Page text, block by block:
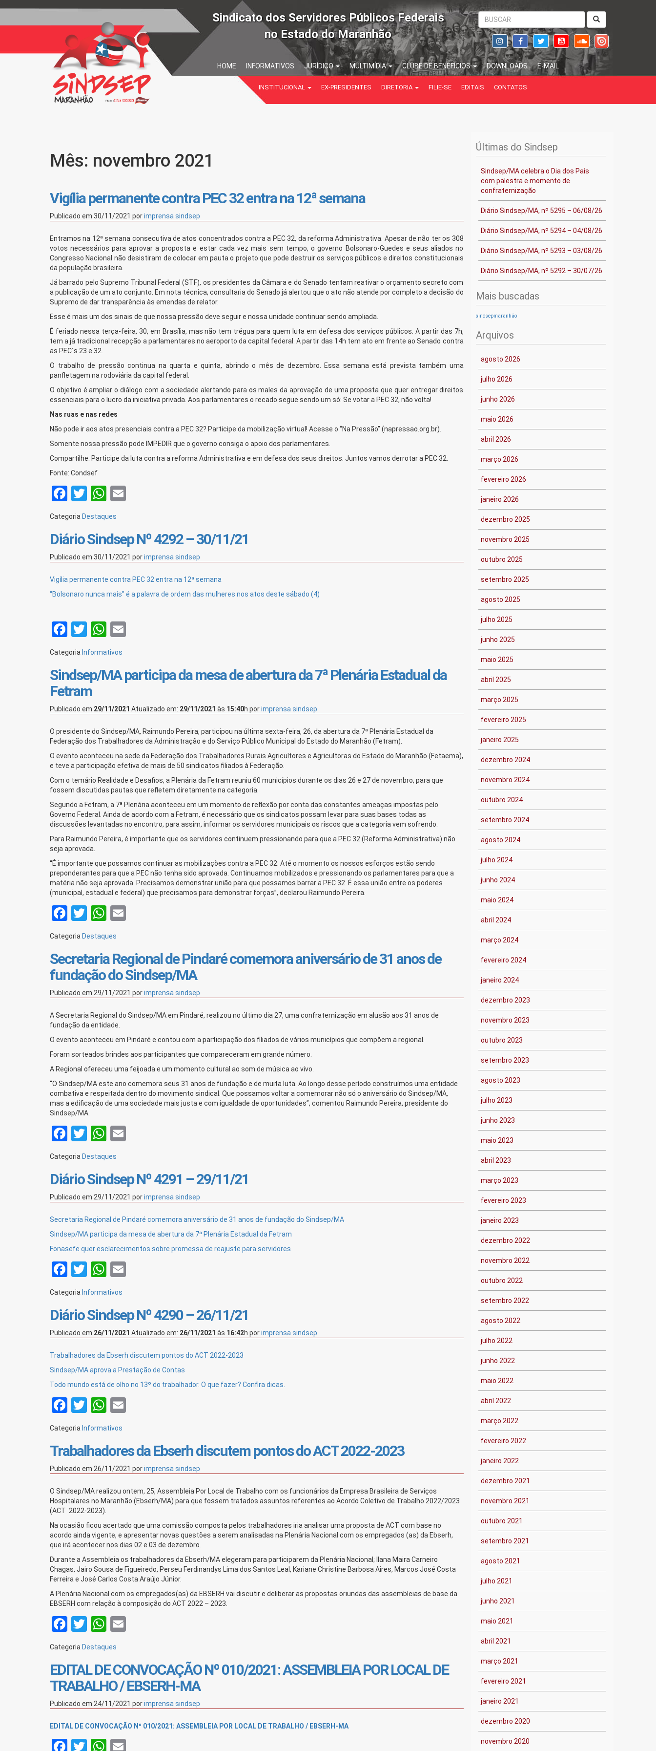
Sindicato dos Servidores Públicos Federais
no Estado do Maranhão
HOME INFORMATIVOS JURÍDICO MULTIMÍDIA CLUBE DE BENEFÍCIOS DOWNLOADS E-MAIL
INSTITUCIONAL EX-PRESIDENTES DIRETORIA FILIE-SE EDITAIS CONTATOS
Mês: novembro 2021
Vigília permanente contra PEC 32 entra na 12ª semana
Publicado em 30/11/2021 porimprensa sindsep
Entramos na 12ª semana consecutiva de atos concentrados contra a PEC 32, da reforma Administrativa. Apesar de não ter os 308
votos necessários para aprovar a proposta e estar cada vez mais sem tempo, o governo Bolsonaro-Guedes e seus aliados no
Congresso Nacional não desistiram de colocar em pauta o projeto que pode destruir os serviços públicos e direitos constitucionais
da população brasileira.
Já barrado pelo Supremo Tribunal Federal (STF), os presidentes da Câmara e do Senado tentam reativar o orçamento secreto com
a publicação de um ato conjunto. Em nota técnica, consultaria do Senado já alertou que o ato não atende por completo a decisão do
Supremo de dar transparência às emendas de relator.
Esse é mais um dos sinais de que nossa pressão deve seguir e nossa unidade continuar sendo ampliada.
É feriado nessa terça-feira, 30, em Brasília, mas não tem trégua para quem luta em defesa dos serviços públicos. A partir das 7h,
tem a já tradicional recepção a parlamentares no aeroporto da capital federal. A partir das 14h tem ato em frente ao Senado contra
as PEC´s 23 e 32.
O trabalho de pressão continua na quarta e quinta, abrindo o mês de dezembro. Essa semana está prevista também uma
panfletagem na rodoviária da capital federal.
O objetivo é ampliar o diálogo com a sociedade alertando para os males da aprovação de uma proposta que quer entregar direitos
essenciais para o lucro da iniciativa privada. Aos parlamentares o recado segue sendo um só: Se votar a PEC 32, não volta!
Nas ruas e nas redes
Não pode ir aos atos presenciais contra a PEC 32? Participe da mobilização virtual! Acesse o “Na Pressão” (napressao.org.br).
Somente nossa pressão pode IMPEDIR que o governo consiga o apoio dos parlamentares.
Compartilhe. Participe da luta contra a reforma Administrativa e em defesa dos seus direitos. Juntos vamos derrotar a PEC 32.
Fonte: Condsef
Facebook
TwitterWhatsApp
Categoria Destaques
Diário Sindsep Nº 4292 – 30/11/21
Publicado em 30/11/2021 porimprensa sindsep
Vigília permanente contra PEC 32 entra na 12ª semana
“Bolsonaro nunca mais” é a palavra de ordem das mulheres nos atos deste sábado (4)
Facebook
TwitterWhatsApp
Categoria Informativos
Sindsep/MA participa da mesa de abertura da 7ª Plenária Estadual da
Fetram
Publicado em 29/11/2021 Atualizado em: 29/11/2021 às 15:40h porimprensa sindsep
O presidente do Sindsep/MA, Raimundo Pereira, participou na última sexta-feira, 26, da abertura da 7ª Plenária Estadual da
Federação dos Trabalhadores da Administração e do Serviço Público Municipal do Estado do Maranhão (Fetram).
O evento aconteceu na sede da Federação dos Trabalhadores Rurais Agricultores e Agricultoras do Estado do Maranhão (Fetaema),
e teve a participação efetiva de mais de 50 sindicatos filiados à Federação.
Com o temário Realidade e Desafios, a Plenária da Fetram reuniu 60 municípios durante os dias 26 e 27 de novembro, para que
fossem discutidas pautas que refletem diretamente na categoria.
Segundo a Fetram, a 7ª Plenária aconteceu em um momento de reflexão por conta das constantes ameaças impostas pelo
Governo Federal. Ainda de acordo com a Fetram, é necessário que os sindicatos possam levar para suas bases todas as
discussões levantadas no encontro, para assim, informar os servidores municipais os riscos que a categoria vem sofrendo.
Para Raimundo Pereira, é importante que os servidores continuem pressionando para que a PEC 32 (Reforma Administrativa) não
seja aprovada.
“É importante que possamos continuar as mobilizações contra a PEC 32. Até o momento os nossos esforços estão sendo
preponderantes para que a PEC não tenha sido aprovada. Continuamos mobilizados e pressionando os parlamentares para que a
matéria não seja aprovada. Precisamos demonstrar união para que possamos barrar a PEC 32. É essa união entre os poderes
(municipal, estadual e federal) que precisamos para demonstrar forças”, declarou Raimundo Pereira.
Facebook
TwitterWhatsApp
Categoria Destaques
Secretaria Regional de Pindaré comemora aniversário de 31 anos de
fundação do Sindsep/MA
Publicado em 29/11/2021 porimprensa sindsep
A Secretaria Regional do Sindsep/MA em Pindaré, realizou no último dia 27, uma confraternização em alusão aos 31 anos de
fundação da entidade.
O evento aconteceu em Pindaré e contou com a participação dos filiados de vários municípios que compõem a regional.
Foram sorteados brindes aos participantes que compareceram em grande número.
A Regional ofereceu uma feijoada e um momento cultural ao som de música ao vivo.
“O Sindsep/MA este ano comemora seus 31 anos de fundação e de muita luta. Ao longo desse período construímos uma entidade
combativa e respeitada dentro do movimento sindical. Que possamos voltar a comemorar não só o aniversário do Sindsep/MA,
mas a edificação de uma sociedade mais justa e com igualdade de oportunidades”, comentou Raimundo Pereira, presidente do
Sindsep/MA.
Facebook
TwitterWhatsApp
Categoria Destaques
Diário Sindsep Nº 4291 – 29/11/21
Publicado em 29/11/2021 porimprensa sindsep
Secretaria Regional de Pindaré comemora aniversário de 31 anos de fundação do Sindsep/MA
Sindsep/MA participa da mesa de abertura da 7ª Plenária Estadual da Fetram
Fonasefe quer esclarecimentos sobre promessa de reajuste para servidores
Facebook
TwitterWhatsApp
Categoria Informativos
Diário Sindsep Nº 4290 – 26/11/21
Publicado em 26/11/2021 Atualizado em: 26/11/2021 às 16:42h porimprensa sindsep
Trabalhadores da Ebserh discutem pontos do ACT 2022-2023
Sindsep/MA aprova a Prestação de Contas
Todo mundo está de olho no 13º do trabalhador. O que fazer? Confira dicas.
Facebook
TwitterWhatsApp
Categoria Informativos
Trabalhadores da Ebserh discutem pontos do ACT 2022-2023
Publicado em 26/11/2021 porimprensa sindsep
O Sindsep/MA realizou ontem, 25, Assembleia Por Local de Trabalho com os funcionários da Empresa Brasileira de Serviços
Hospitalares no Maranhão (Ebserh/MA) para que fossem tratados assuntos referentes ao Acordo Coletivo de Trabalho 2022/2023
(ACT 2022-2023).
Na ocasião ficou acertado que uma comissão composta pelos trabalhadores iria analisar uma proposta de ACT com base no
acordo ainda vigente, e apresentar novas questões a serem analisadas na Plenária Nacional com os empregados (as) da Ebserh,
que irá acontecer nos dias 02 e 03 de dezembro.
Durante a Assembleia os trabalhadores da Ebserh/MA elegeram para participarem da Plenária Nacional; Ilana Maira Carneiro
Chagas, Jairo Sousa de Figueiredo, Perseu Ferdinandys Lima dos Santos Leal, Kariane Christine Barbosa Aires, Marcos José Costa
Ferreira e José Carlos Costa Araújo Júnior.
A Plenária Nacional com os empregados(as) da EBSERH vai discutir e deliberar as propostas oriundas das assembleias de base da
EBSERH com relação à composição do ACT 2022 – 2023.
Facebook
TwitterWhatsApp
Categoria Destaques
EDITAL DE CONVOCAÇÃO Nº 010/2021: ASSEMBLEIA POR LOCAL DE
TRABALHO / EBSERH-MA
Publicado em 24/11/2021 porimprensa sindsep
EDITAL DE CONVOCAÇÃO Nº 010/2021: ASSEMBLEIA POR LOCAL DE TRABALHO / EBSERH-MA
Facebook
TwitterWhatsApp
Últimas do Sindsep
Sindsep/MA celebra o Dia dos Pais
com palestra e momento de
confraternização
Diário Sindsep/MA, nº 5295 – 06/08/26
Diário Sindsep/MA, nº 5294 – 04/08/26
Diário Sindsep/MA, nº 5293 – 03/08/26
Diário Sindsep/MA, nº 5292 – 30/07/26
Mais buscadas
sindsepmaranhão
Arquivos
agosto 2026
julho 2026
junho 2026
maio 2026
abril 2026
março 2026
fevereiro 2026
janeiro 2026
dezembro 2025
novembro 2025
outubro 2025
setembro 2025
agosto 2025
julho 2025
junho 2025
maio 2025
abril 2025
março 2025
fevereiro 2025
janeiro 2025
dezembro 2024
novembro 2024
outubro 2024
setembro 2024
agosto 2024
julho 2024
junho 2024
maio 2024
abril 2024
março 2024
fevereiro 2024
janeiro 2024
dezembro 2023
novembro 2023
outubro 2023
setembro 2023
agosto 2023
julho 2023
junho 2023
maio 2023
abril 2023
março 2023
fevereiro 2023
janeiro 2023
dezembro 2022
novembro 2022
outubro 2022
setembro 2022
agosto 2022
julho 2022
junho 2022
maio 2022
abril 2022
março 2022
fevereiro 2022
janeiro 2022
dezembro 2021
novembro 2021
outubro 2021
setembro 2021
agosto 2021
julho 2021
junho 2021
maio 2021
abril 2021
março 2021
fevereiro 2021
janeiro 2021
dezembro 2020
novembro 2020